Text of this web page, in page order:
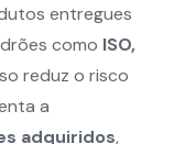
entregues
como ISO,
reduz o risco
a
adquiridos,